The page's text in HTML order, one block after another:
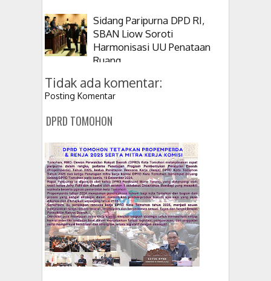
Sidang Paripurna DPD RI,
SBAN Liow Soroti
Harmonisasi UU Penataan
Ruang
Tidak ada komentar:
Posting Komentar
DPRD TOMOHON